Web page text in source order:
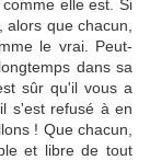
elle est. Si
que chacun,
le vrai. Peut-
dans sa
sûr qu'il vous a
s'est refusé à en
! Que chacun,
et libre de tout